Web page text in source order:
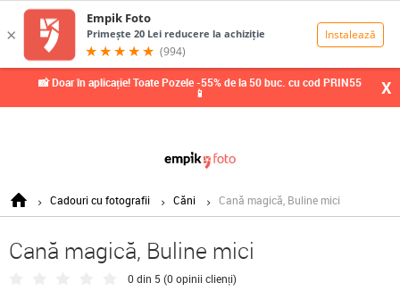
📸 Doar în aplicație! Toate Pozele -55% de la 50 buc. cu cod PRIN55
📱 X
Cadouri cu fotografii Căni Cană magică, Buline mici
Cană magică, Buline mici
0 din 5 (0 opinii clienți)